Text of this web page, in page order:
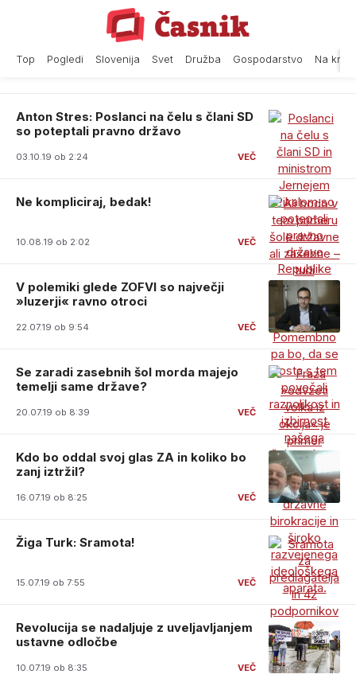
Top Pogledi Slovenija Svet Družba Gospodarstvo Na
Anton Stres: Poslanci na čelu s člani SD
so poteptali pravno državo
03.10.19 ob 2:24
Ne kompliciraj, bedak!
10.08.19 ob 2:02
V polemiki glede ZOFVI so največji
»luzerji« ravno otroci
22.07.19 ob 9:54
Se zaradi zasebnih šol morda majejo
temelji same države?
20.07.19 ob 8:39
Kdo bo oddal svoj glas ZA in koliko bo
zanj iztržil?
16.07.19 ob 8:25
Žiga Turk: Sramota!
15.07.19 ob 7:55
Revolucija se nadaljuje z uveljavljanjem
ustavne odločbe
10.07.19 ob 8:35